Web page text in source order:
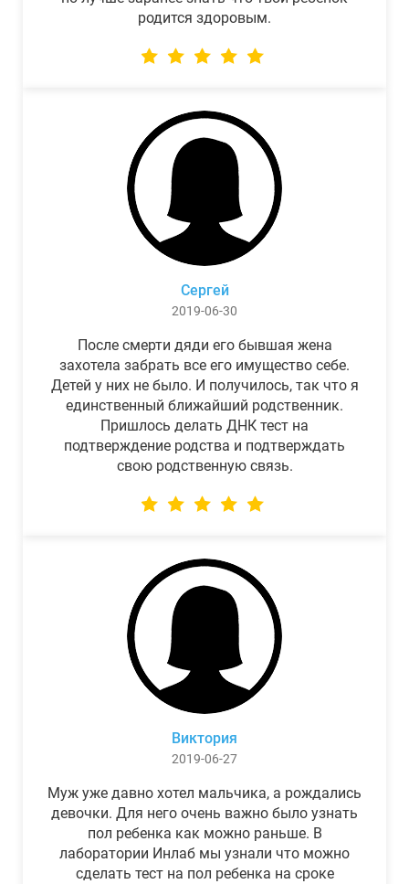
родится здоровым.
Сергей
2019-06-30
После смерти дяди его бывшая жена
захотела забрать все его имущество себе.
Детей у них не было. И получилось, так что я
единственный ближайший родственник.
Пришлось делать ДНК тест на
подтверждение родства и подтверждать
свою родственную связь.
Виктория
2019-06-27
Муж уже давно хотел мальчика, а рождались
девочки. Для него очень важно было узнать
пол ребенка как можно раньше. В
лаборатории Инлаб мы узнали что можно
сделать тест на пол ребенка на сроке